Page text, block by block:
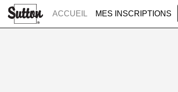
ACCUEIL MES INSCRIPTIONS